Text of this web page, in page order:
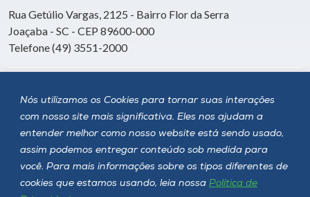
Nós utilizamos os Cookies para tornar suas interações
com nosso site mais significativa. Eles nos ajudam a
entender melhor como nosso website está sendo usado,
assim podemos entregar conteúdo sob medida para
você. Para mais informações sobre os tipos diferentes de
cookies que estamos usando, leia nossa Política de
Rua Getúlio Vargas, 2125 - Bairro Flor da Serra
Joaçaba - SC - CEP 89600-000
Telefone (49) 3551-2000
Siga a Unoesc